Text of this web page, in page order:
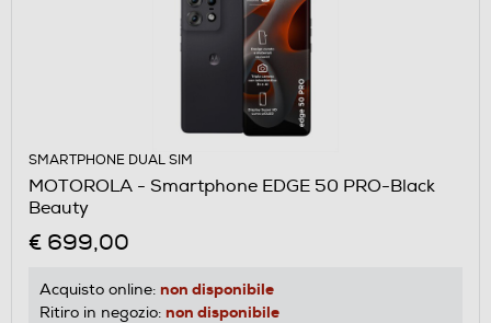
SMARTPHONE DUAL SIM
MOTOROLA - Smartphone EDGE 50 PRO-Black
Beauty
€ 699,00
Acquisto online: non disponibile
Ritiro in negozio: non disponibile